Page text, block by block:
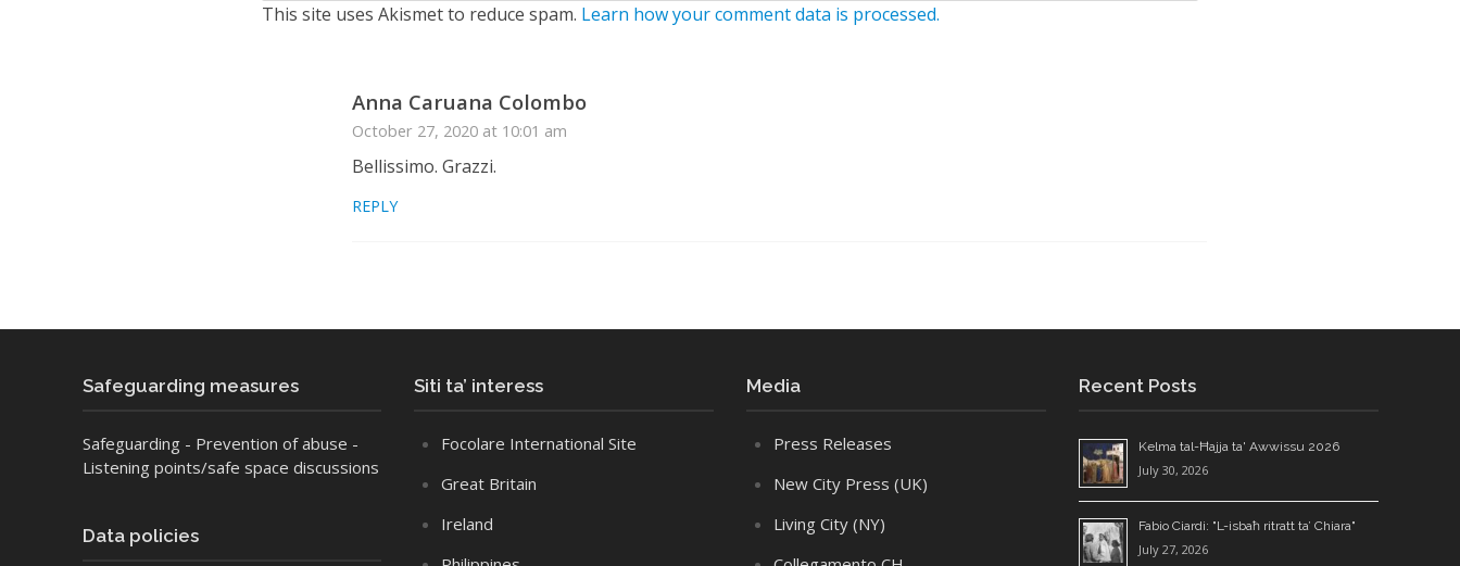
This site uses Akismet to reduce spam. Learn how your comment data is processed.
Anna Caruana Colombo
October 27, 2020 at 10:01 am
Bellissimo. Grazzi.
REPLY
Safeguarding measures
Safeguarding - Prevention of abuse -
Listening points/safe space discussions
Data policies
Siti ta’ interess
Focolare International Site
Great Britain
Ireland
Media
Press Releases
New City Press (UK)
Living City (NY)
Recent Posts
Kelma tal-Ħajja ta' Awwissu 2026
July 30, 2026
Fabio Ciardi: "L-isbaħ ritratt ta’ Chiara"
July 27, 2026